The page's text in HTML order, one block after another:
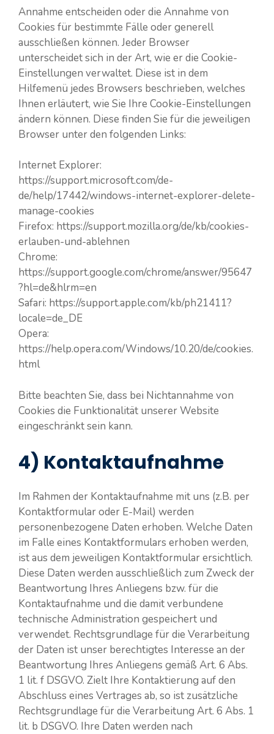
Annahme entscheiden oder die Annahme von
Cookies für bestimmte Fälle oder generell
ausschließen können. Jeder Browser
unterscheidet sich in der Art, wie er die Cookie-
Einstellungen verwaltet. Diese ist in dem
Hilfemenü jedes Browsers beschrieben, welches
Ihnen erläutert, wie Sie Ihre Cookie-Einstellungen
ändern können. Diese finden Sie für die jeweiligen
Browser unter den folgenden Links:
Internet Explorer:
https://support.microsoft.com/de-
de/help/17442/windows-internet-explorer-delete-
manage-cookies
Firefox: https://support.mozilla.org/de/kb/cookies-
erlauben-und-ablehnen
Chrome:
https://support.google.com/chrome/answer/95647
?hl=de&hlrm=en
Safari: https://support.apple.com/kb/ph21411?
locale=de_DE
Opera:
https://help.opera.com/Windows/10.20/de/cookies.
html
Bitte beachten Sie, dass bei Nichtannahme von
Cookies die Funktionalität unserer Website
eingeschränkt sein kann.
4) Kontaktaufnahme
Im Rahmen der Kontaktaufnahme mit uns (z.B. per
Kontaktformular oder E-Mail) werden
personenbezogene Daten erhoben. Welche Daten
im Falle eines Kontaktformulars erhoben werden,
ist aus dem jeweiligen Kontaktformular ersichtlich.
Diese Daten werden ausschließlich zum Zweck der
Beantwortung Ihres Anliegens bzw. für die
Kontaktaufnahme und die damit verbundene
technische Administration gespeichert und
verwendet. Rechtsgrundlage für die Verarbeitung
der Daten ist unser berechtigtes Interesse an der
Beantwortung Ihres Anliegens gemäß Art. 6 Abs.
1 lit. f DSGVO. Zielt Ihre Kontaktierung auf den
Abschluss eines Vertrages ab, so ist zusätzliche
Rechtsgrundlage für die Verarbeitung Art. 6 Abs. 1
lit. b DSGVO. Ihre Daten werden nach